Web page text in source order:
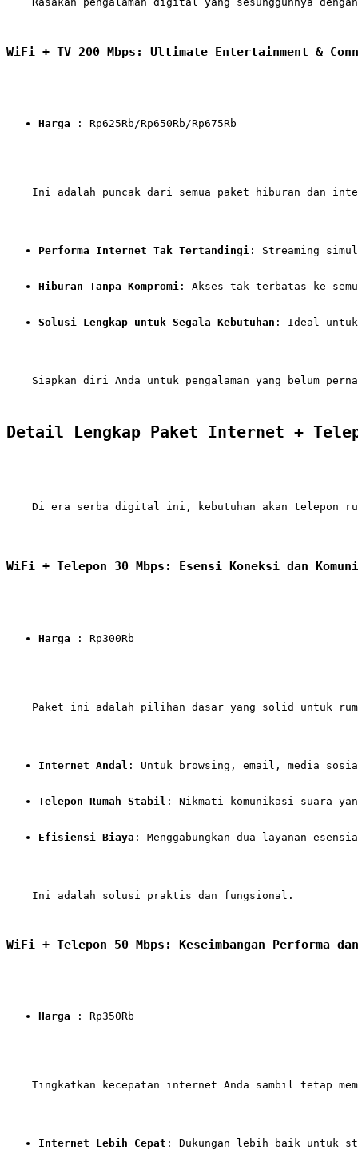
WiFi + TV 200 Mbps: Ultimate Entertainment &
Harga : Rp625Rb/Rp650Rb/Rp675Rb
Ini adalah puncak dari semua paket hiburan dan
Performa Internet Tak Tertandingi : Streaming
Hiburan Tanpa Kompromi : Akses tak terbatas ke
Solusi Lengkap untuk Segala Kebutuhan : Ideal
Siapkan diri Anda untuk pengalaman yang belum
Detail Lengkap Paket Internet +
Di era serba digital ini, kebutuhan akan telepon
WiFi + Telepon 30 Mbps: Esensi Koneksi dan
Harga : Rp300Rb
Paket ini adalah pilihan dasar yang solid untuk
Internet Andal : Untuk browsing, email, media
Telepon Rumah Stabil : Nikmati komunikasi suara
Efisiensi Biaya : Menggabungkan dua layanan
    Ini adalah solusi praktis dan fungsional.
WiFi + Telepon 50 Mbps: Keseimbangan Performa
Harga : Rp350Rb
Tingkatkan kecepatan internet Anda sambil tetap
Internet Lebih Cepat : Dukungan lebih baik untuk